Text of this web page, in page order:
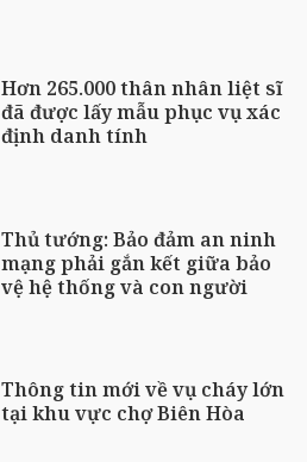
Hơn 265.000 thân nhân liệt sĩ
đã được lấy mẫu phục vụ xác
định danh tính
Thủ tướng: Bảo đảm an ninh
mạng phải gắn kết giữa bảo
vệ hệ thống và con người
Thông tin mới về vụ cháy lớn
tại khu vực chợ Biên Hòa